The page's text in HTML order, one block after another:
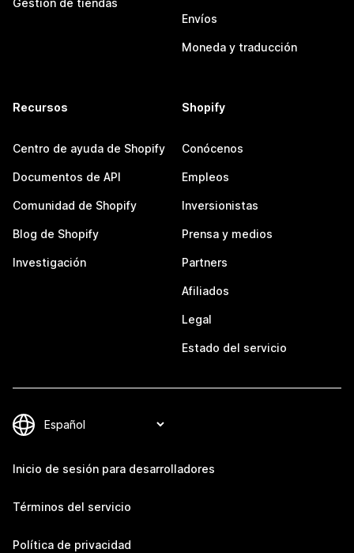
Gestión de tiendas
Envíos
Moneda y traducción
Recursos
Centro de ayuda de Shopify
Documentos de API
Comunidad de Shopify
Blog de Shopify
Investigación
Shopify
Conócenos
Empleos
Inversionistas
Prensa y medios
Partners
Afiliados
Legal
Estado del servicio
Inicio de sesión para desarrolladores
Términos del servicio
Política de privacidad